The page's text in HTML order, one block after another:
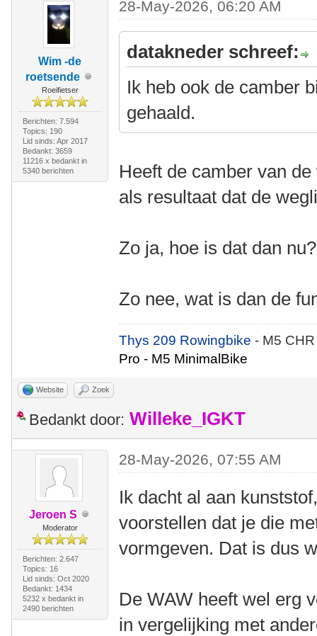
Wim -de
roetsende
Roeifietser
Berichten: 7.594
Topics: 190
Lid sinds: Apr 2017
Bedankt: 3659
11216 x bedankt in
5340 berichten
28-May-2026, 06:20 AM
datakneder schreef:
Ik heb ook de camber
gehaald.
Heeft de camber van
als resultaat dat de
Zo ja, hoe is dat dan nu?
Zo nee, wat is dan de
Thys 209 Rowingbike- M5
Pro - M5 MinimalBike
Website Zoek
Bedankt door: Willeke_IGKT
Jeroen S
Moderator
Berichten: 2.647
Topics: 16
Lid sinds: Oct 2020
Bedankt: 1434
5232 x bedankt in
2490 berichten
28-May-2026, 07:55 AM
Ik dacht al aan
voorstellen dat je die
vormgeven. Dat is dus
De WAW heeft wel erg
in vergelijking met